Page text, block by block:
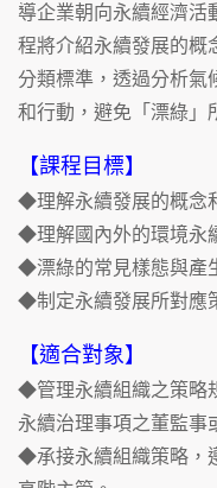
導企業朝向永續經濟活
程將介紹永續發展的概
分類標準，透過分析氣
和行動，避免「漂綠」
【課程目標】
◆理解永續發展的概念
◆理解國內外的環境永
◆漂綠的常見樣態與產
◆制定永續發展所對應
【適合對象】
◆管理永續組織之策略
永續治理事項之董監事
◆承接永續組織策略，